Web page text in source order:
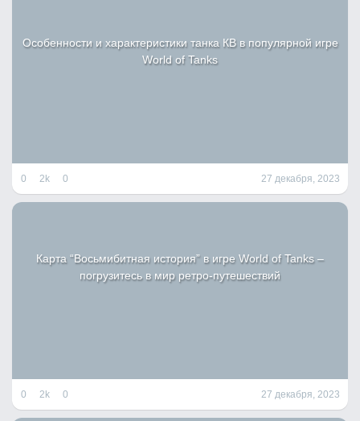
Особенности и характеристики танка КВ в популярной игре
World of Tanks
0 2k 0 27 декабря, 2023
Карта “Восьмибитная история” в игре World of Tanks –
погрузитесь в мир ретро-путешествий
0 2k 0 27 декабря, 2023